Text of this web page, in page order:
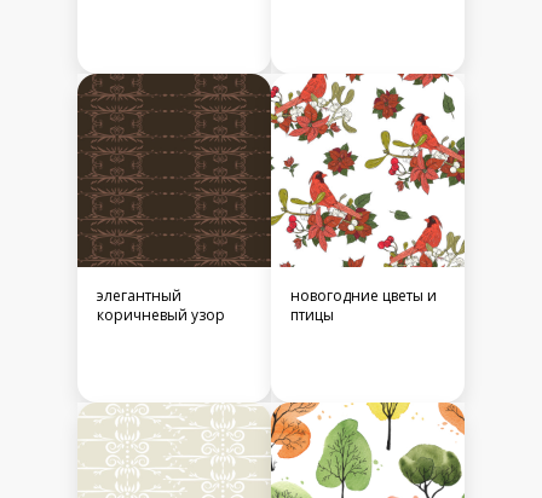
элегантный
коричневый узор
новогодние цветы и
птицы